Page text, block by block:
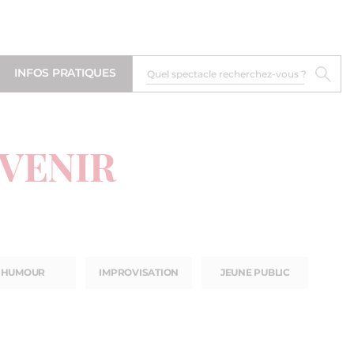
INFOS PRATIQUES
HUMOUR IMPROVISATION JEUNE PUBLIC